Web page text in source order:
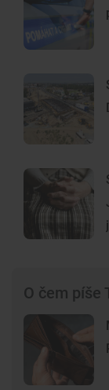
O čem píše